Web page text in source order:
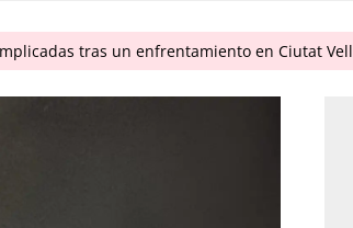
tras un enfrentamiento en Ciutat